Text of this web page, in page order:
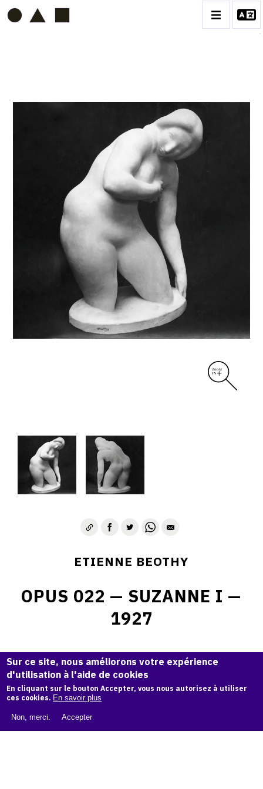
ETIENNE BEOTHY
BIOGRAPHIE
CATALOGUE DES OEUVRES
VOL. 1 - LES SCULPTURES
CONTACT
ETIENNE BEOTHY
OPUS 022 — SUZANNE I —
1927
Sculpture originale en plâtre.
Hauteur: 62 cm
Pièce signée sur le socle en bas à gauche.
© Archives Étienne Béothy
Sur ce site, nous améliorons votre expérience
d'utilisation à l'aide de cookies
En cliquant sur le bouton Accepter, vous nous autorisez à utiliser
ces cookies. En savoir plus
Non, merci. Accepter